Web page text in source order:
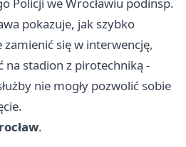
pokazuje, jak szybko
się w interwencję,
na stadion z pirotechniką -
nie mogły pozwolić sobie
.